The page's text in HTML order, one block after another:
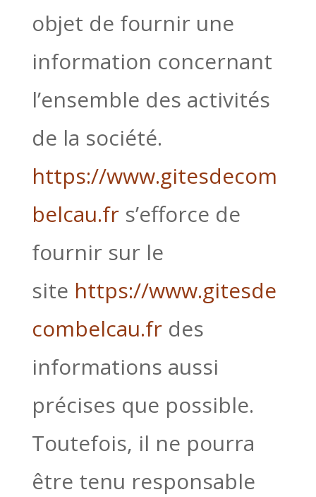
objet de fournir une
information concernant
l’ensemble des activités
de la société.
https://www.gitesdecom
belcau.frs’efforce de
fournir sur le
site https://www.gitesde
combelcau.frdes
informations aussi
précises que possible.
Toutefois, il ne pourra
être tenu responsable